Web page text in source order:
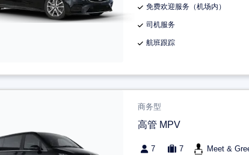
免费欢迎服务（机场内）
司机服务
航班跟踪
商务型
高管 MPV
7 7 Meet &